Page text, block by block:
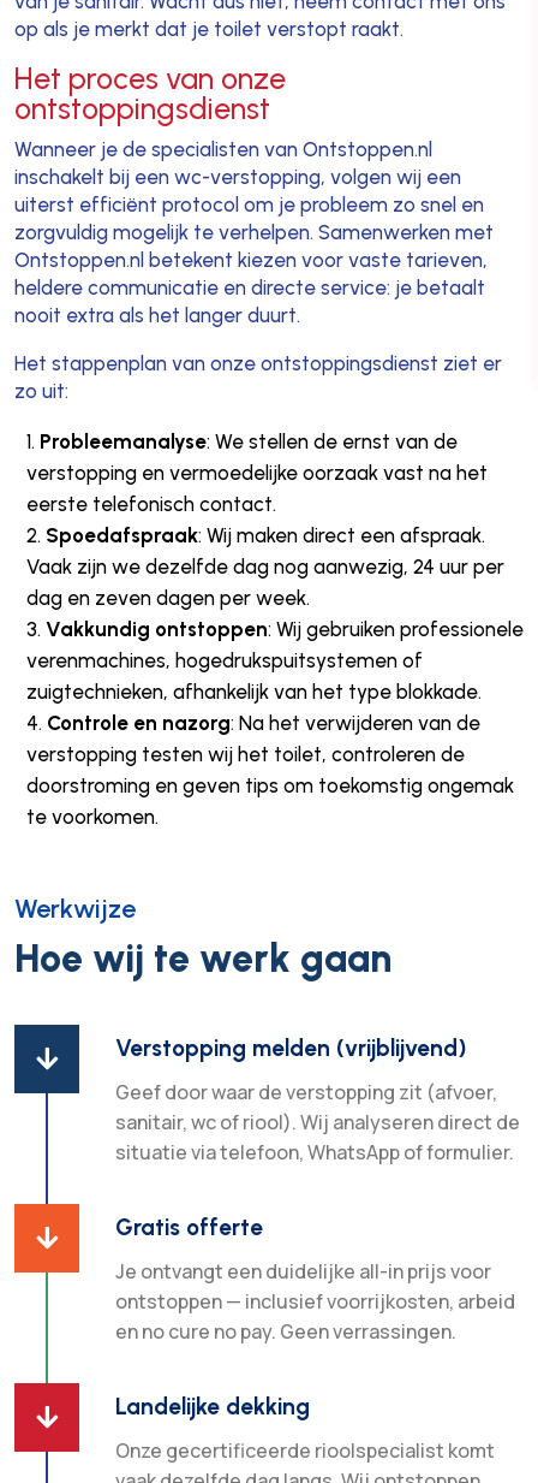
op als je merkt dat je toilet verstopt raakt.
Het proces van onze
ontstoppingsdienst
Wanneer je de specialisten van Ontstoppen.nl
inschakelt bij een wc-verstopping, volgen wij een
uiterst efficiënt protocol om je probleem zo snel en
zorgvuldig mogelijk te verhelpen. Samenwerken met
Ontstoppen.nl betekent kiezen voor vaste tarieven,
heldere communicatie en directe service: je betaalt
nooit extra als het langer duurt.
Het stappenplan van onze ontstoppingsdienst ziet er
zo uit:
Probleemanalyse: We stellen de ernst van de
verstopping en vermoedelijke oorzaak vast na het
eerste telefonisch contact.
Spoedafspraak: Wij maken direct een afspraak.
Vaak zijn we dezelfde dag nog aanwezig, 24 uur per
dag en zeven dagen per week.
Vakkundig ontstoppen: Wij gebruiken professionele
verenmachines, hogedrukspuitsystemen of
zuigtechnieken, afhankelijk van het type blokkade.
Controle en nazorg: Na het verwijderen van de
verstopping testen wij het toilet, controleren de
doorstroming en geven tips om toekomstig ongemak
te voorkomen.
Werkwijze
Hoe wij te werk gaan
 Verstopping melden (vrijblijvend)
Geef door waar de verstopping zit (afvoer,
sanitair, wc of riool). Wij analyseren direct de
situatie via telefoon, WhatsApp of formulier.
 Gratis offerte
Je ontvangt een duidelijke all-in prijs voor
ontstoppen — inclusief voorrijkosten, arbeid
en no cure no pay. Geen verrassingen.
 Landelijke dekking
Onze gecertificeerde rioolspecialist komt